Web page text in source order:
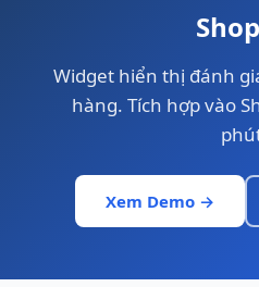
Widget hiển thị đánh
hàng. Tích hợp vào
Xem Demo →